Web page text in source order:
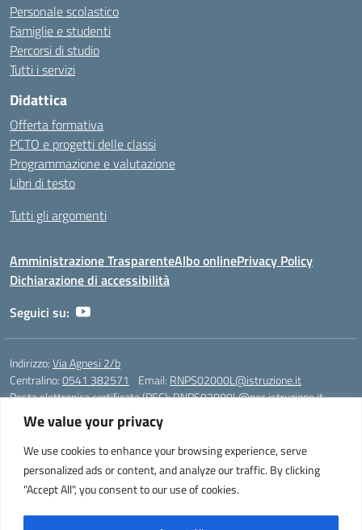
We value your privacy
We use cookies to enhance your browsing experience, serve
personalized ads or content, and analyze our traffic. By clicking
"Accept All", you consent to our use of cookies.
Personale scolastico
Famiglie e studenti
Percorsi di studio
Tutti i servizi
Didattica
Offerta formativa
PCTO e progetti delle classi
Programmazione e valutazione
Libri di testo
Tutti gli argomenti
Amministrazione TrasparenteAlbo onlinePrivacy Policy
Dichiarazione di accessibilità
Seguici su:
Indirizzo:Via Agnesi 2/b
Centralino:0541 382571 Email: RNPS02000L@istruzione.it
Posta elettronica certificata (PEC):RNPS02000L@pec.istruzione.it
Codice fiscale: 82009530401
Codice meccanografico: RNPS02000L
Liceo Scientifico e Musicale "A. Einstein" - Via Agnesi 2/b - 47923 Rimini
- Tel. +39 0541 382571 – Fax +39 0541 381636 E-mail: